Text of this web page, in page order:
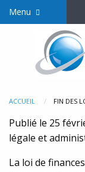
Menu
ACCUEIL FIN DES
Publié le 25
légale et
La loi de